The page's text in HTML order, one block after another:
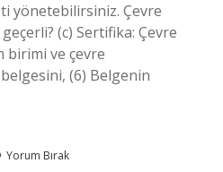
yönetebilirsiniz. Çevre
(c) Sertifika: Çevre
birimi ve çevre
(6) Belgenin
Yorum Bırak